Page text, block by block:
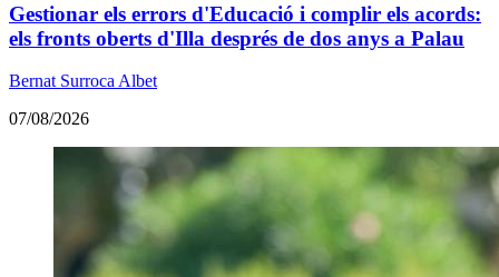
Gestionar els errors d'Educació i complir els acords:
els fronts oberts d'Illa després de dos anys a Palau
Bernat Surroca Albet
07/08/2026